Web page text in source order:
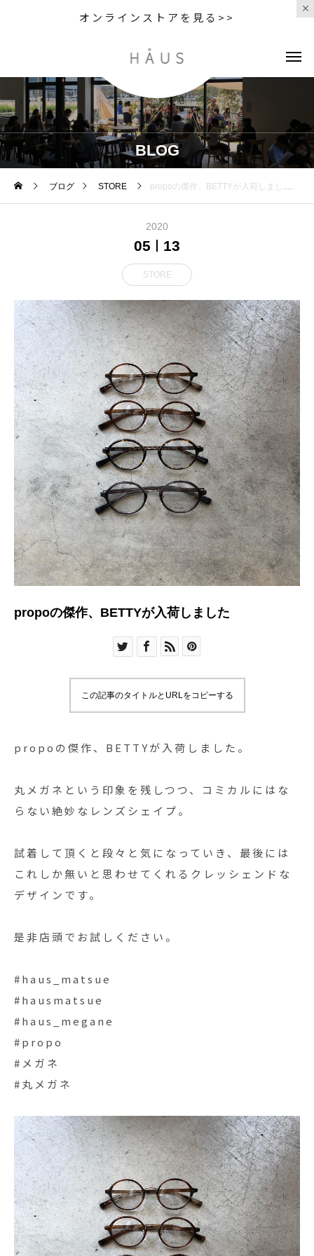
オンラインストアを見る>>
BLOG
ブログ STORE propoの傑作、BETTYが入荷しました
2020
05 13
STORE
propoの傑作、BETTYが入荷しました
この記事のタイトルとURLをコピーする
propoの傑作、BETTYが入荷しました。
丸メガネという印象を残しつつ、コミカルにはな
らない絶妙なレンズシェイプ。
試着して頂くと段々と気になっていき、最後には
これしか無いと思わせてくれるクレッシェンドな
デザインです。
是非店頭でお試しください。
#haus_matsue
#hausmatsue
#haus_megane
#propo
#メガネ
#丸メガネ